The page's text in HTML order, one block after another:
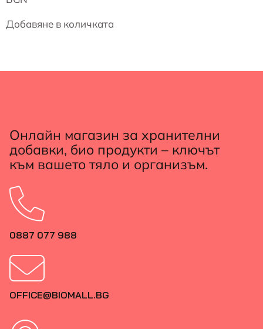
Добавяне в количката
Онлайн магазин за хранителни
добавки, био продукти – ключът
към вашето тяло и организъм.
0887 077 988
OFFICE@BIOMALL.BG